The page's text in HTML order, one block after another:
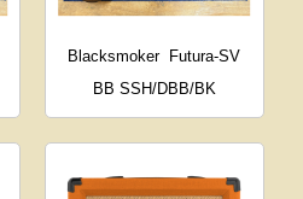
Blacksmoker Futura-SV
BB SSH/DBB/BK